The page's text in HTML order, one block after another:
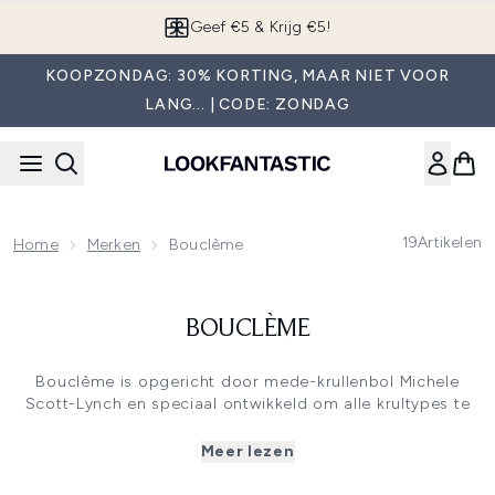
Geef €5 & Krijg €5!
KOOPZONDAG: 30% KORTING, MAAR NIET VOOR
LANG... | CODE: ZONDAG
Home Merken Bouclème 19Artikelen
BOUCLÈME
Bouclème is opgericht door mede-krullenbol Michele
Scott-Lynch en speciaal ontwikkeld om alle krultypes te
haar is droger en kwetsbaarder dan andere haartypes en
Meer lezen